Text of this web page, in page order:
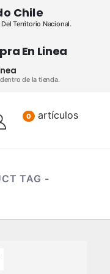
Chile
Territorio Nacional.
En Linea
de la tienda.
0 artículos
TAG -